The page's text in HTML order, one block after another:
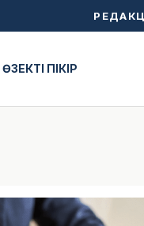
ӨЗЕКТІ ПІКІР